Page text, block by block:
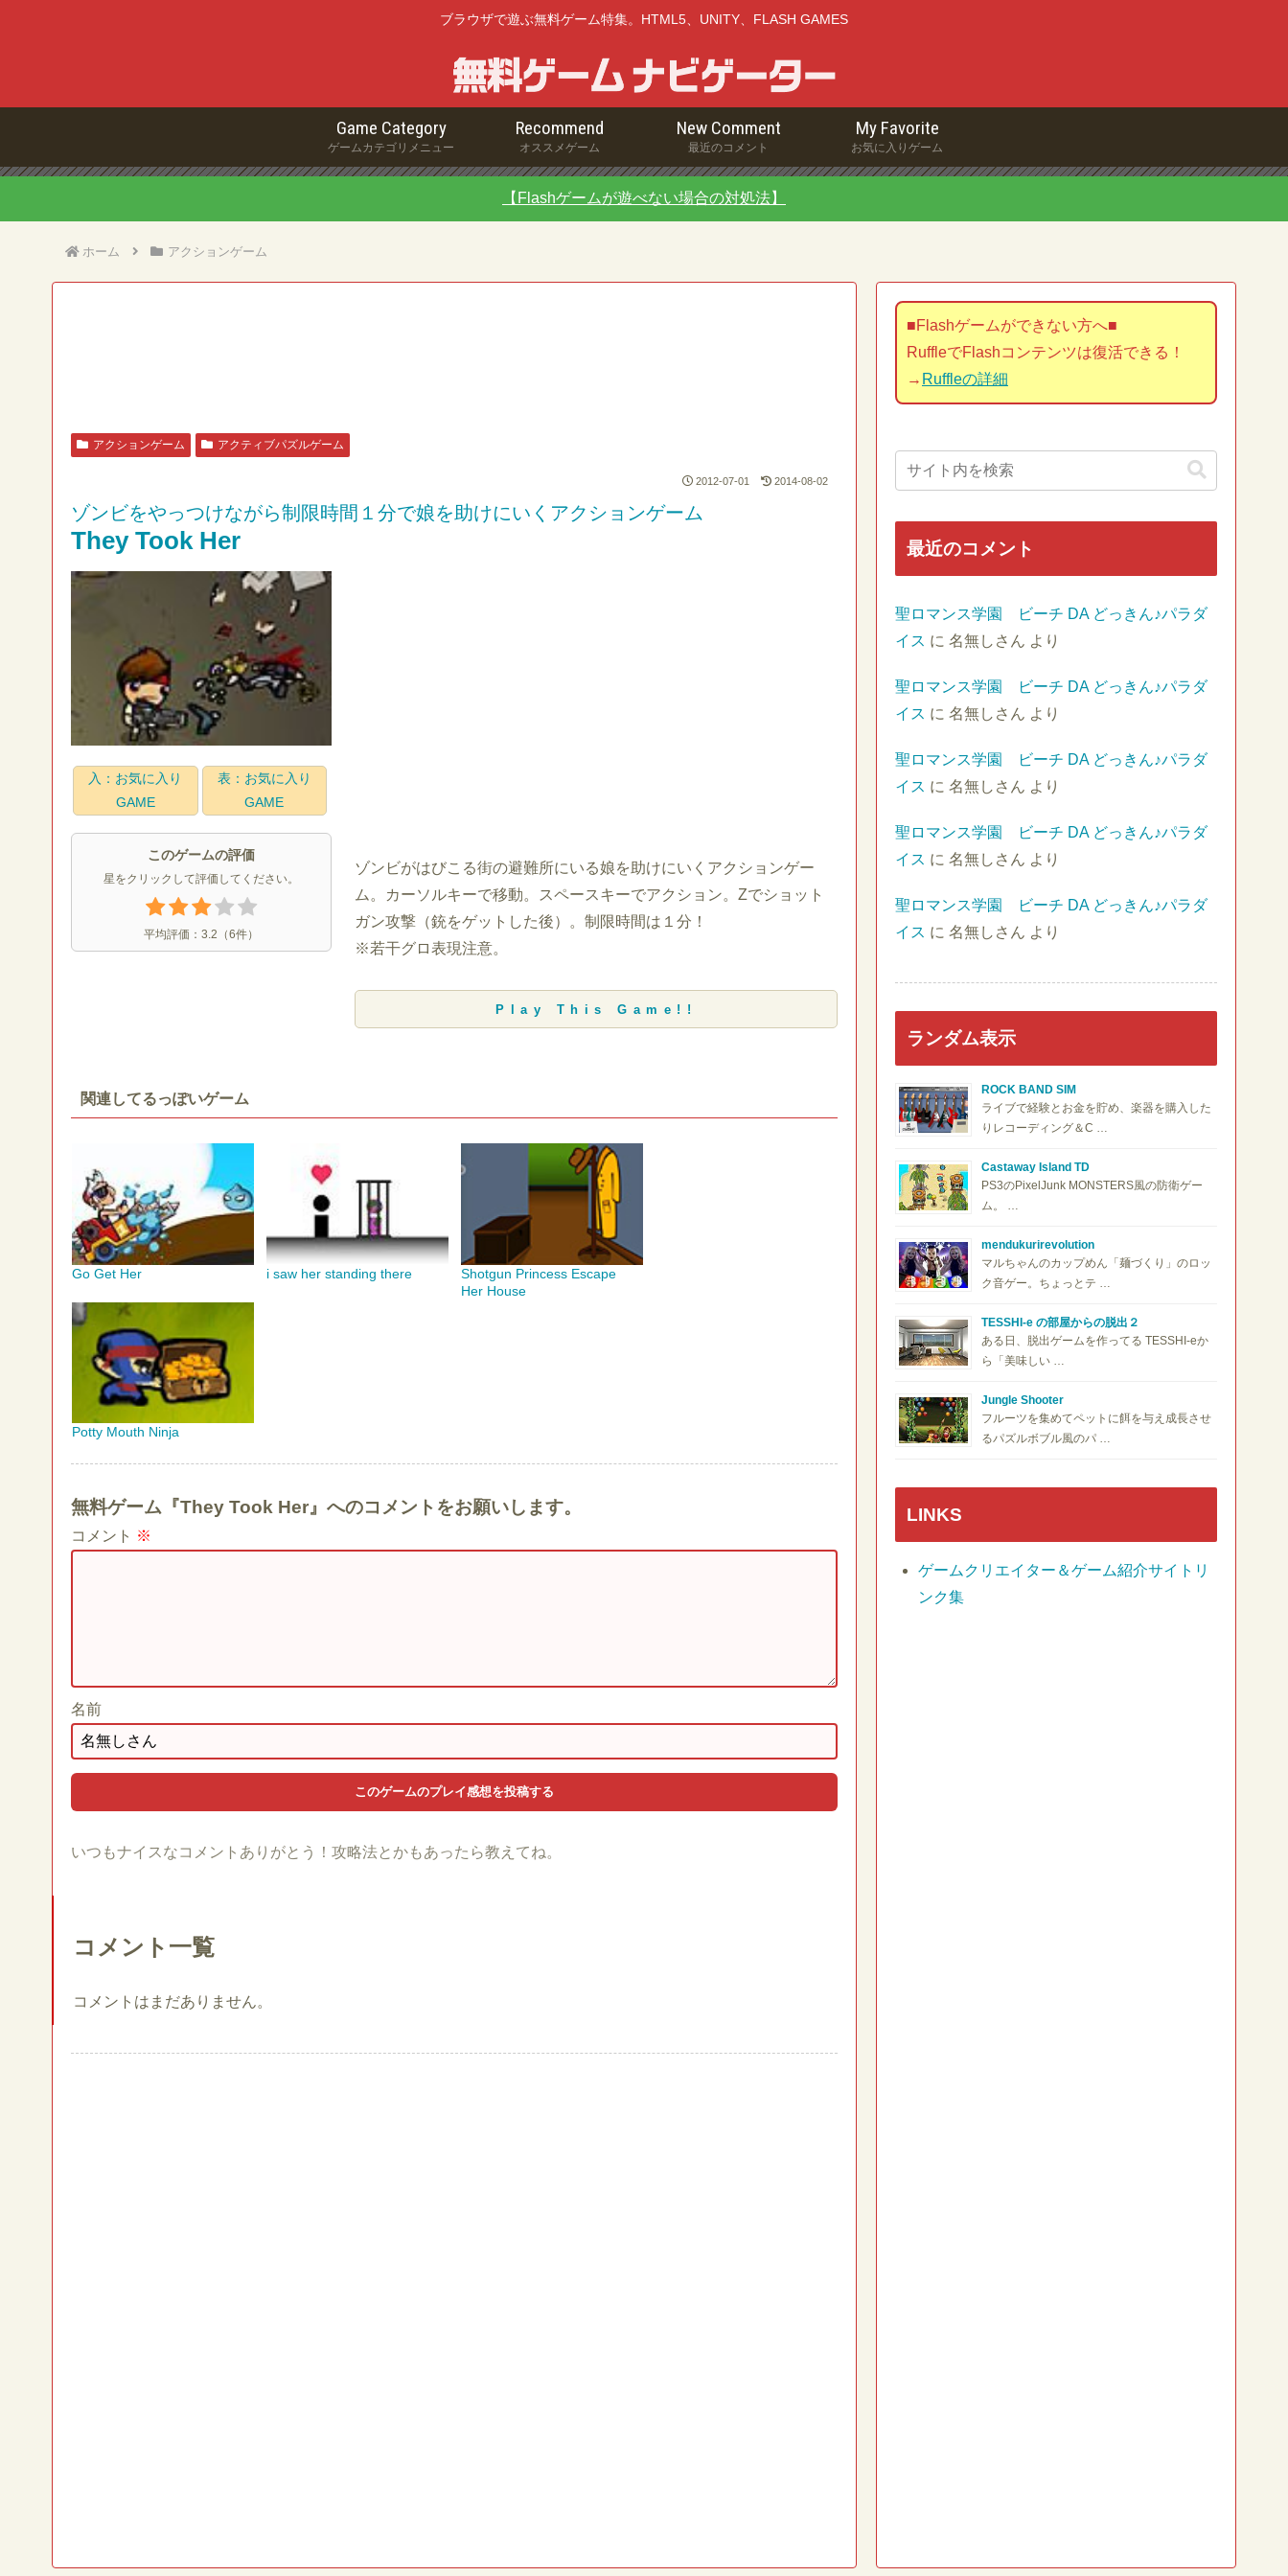
ブラウザで遊ぶ無料ゲーム特集。HTML5、UNITY、FLASH GAMES
Game Category
ゲームカテゴリメニュー
Recommend
オススメゲーム
New Comment
最近のコメント
My Favorite
お気に入りゲーム
【Flashゲームが遊べない場合の対処法】
ホーム アクションゲーム
アクションゲーム アクティブパズルゲーム
2012-07-01 2014-08-02
ゾンビをやっつけながら制限時間１分で娘を助けにいくアクションゲーム
They Took Her
入：お気に入り
GAME
表：お気に入り
GAME
このゲームの評価
星をクリックして評価してください。
平均評価： 3.2 （6件）
ゾンビがはびこる街の避難所にいる娘を助けにいくアクションゲー
ム。カーソルキーで移動。スペースキーでアクション。Zでショット
ガン攻撃（銃をゲットした後）。制限時間は１分！
※若干グロ表現注意。
Play This Game!!
関連してるっぽいゲーム
Go Get Her i saw her standing there
Shotgun Princess Escape
Her House
Potty Mouth Ninja
無料ゲーム『They Took Her』へのコメントをお願いします。
コメント ※
名前
いつもナイスなコメントありがとう！攻略法とかもあったら教えてね。
コメント一覧
コメントはまだありません。
■Flashゲームができない方へ■
RuffleでFlashコンテンツは復活できる！
→ Ruffleの詳細
最近のコメント
聖ロマンス学園 ビーチ DA どっきん♪パラダ
イス に 名無しさん より
聖ロマンス学園 ビーチ DA どっきん♪パラダ
イス に 名無しさん より
聖ロマンス学園 ビーチ DA どっきん♪パラダ
イス に 名無しさん より
聖ロマンス学園 ビーチ DA どっきん♪パラダ
イス に 名無しさん より
聖ロマンス学園 ビーチ DA どっきん♪パラダ
イス に 名無しさん より
ランダム表示
ROCK BAND SIM
ライブで経験とお金を貯め、楽器を購入した
りレコーディング＆C …
Castaway Island TD
PS3のPixelJunk MONSTERS風の防衛ゲー
ム。 …
mendukurirevolution
マルちゃんのカップめん「麺づくり」のロッ
ク音ゲー。ちょっとテ …
TESSHI-e の部屋からの脱出２
ある日、脱出ゲームを作ってる TESSHI-eか
ら「美味しい …
Jungle Shooter
フルーツを集めてペットに餌を与え成長させ
るパズルボブル風のパ …
LINKS
ゲームクリエイター＆ゲーム紹介サイトリ
ンク集